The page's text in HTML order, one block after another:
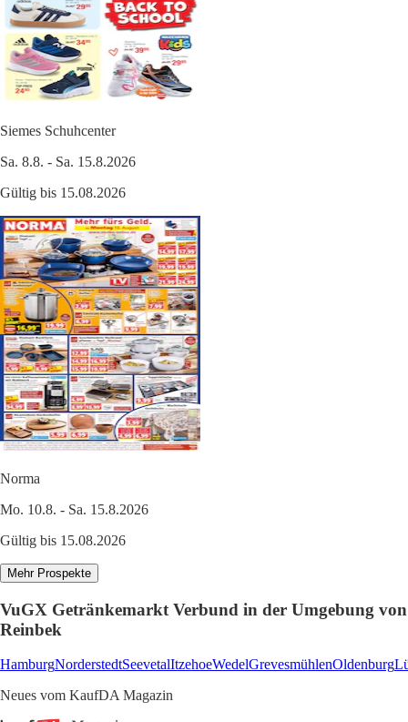
Siemes Schuhcenter
Sa. 8.8. - Sa. 15.8.2026
Gültig bis 15.08.2026
Norma
Mo. 10.8. - Sa. 15.8.2026
Gültig bis 15.08.2026
Mehr Prospekte
VuGX Getränkemarkt Verbund in der Umgebung von
Reinbek
HamburgNorderstedtSeevetalItzehoeWedelGrevesmühlenOldenburg
Neues vom KaufDA Magazin